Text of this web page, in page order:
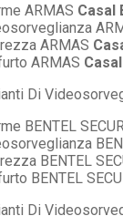
ARMAS Casal
ARMAS
ARMAS
BENTEL
BENTEL
BENTEL